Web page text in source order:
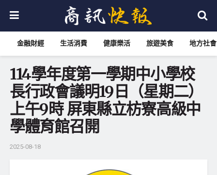
金融財經 生活消費 健康樂活 旅遊美食 地方社會
114學年度第一學期中小學校
長行政會議明19日（星期二）
上午9時 屏東縣立枋寮高級中
學體育館召開
2025-08-18